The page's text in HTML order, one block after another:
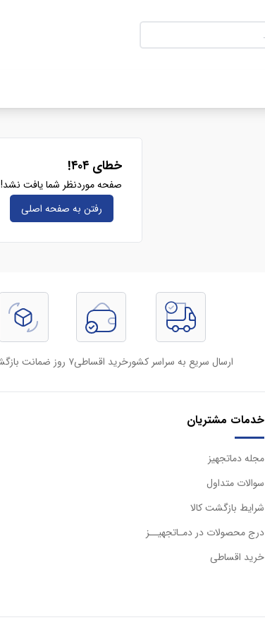
خطای ۴۰۴!
صفحه موردنظر شما یافت نشد!
رفتن به صفحه‌ اصلی
ارسال سریع به سراسر کشورخرید اقساطی۷ روز ضمانت بازگشت کالا
خدمات مشتریان
مجله دماتجهیز
سوالات متداول
شرایط بازگشت کالا
درج محصولات در دمـاتجهیــز
خرید اقساطی